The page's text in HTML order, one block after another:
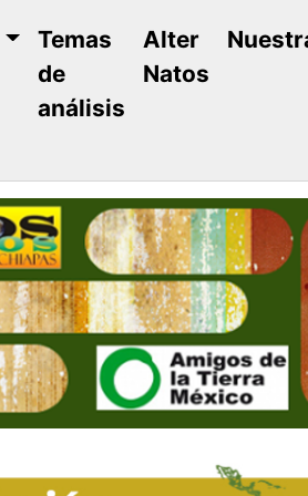
Temas
de
análisis
Alter
Natos